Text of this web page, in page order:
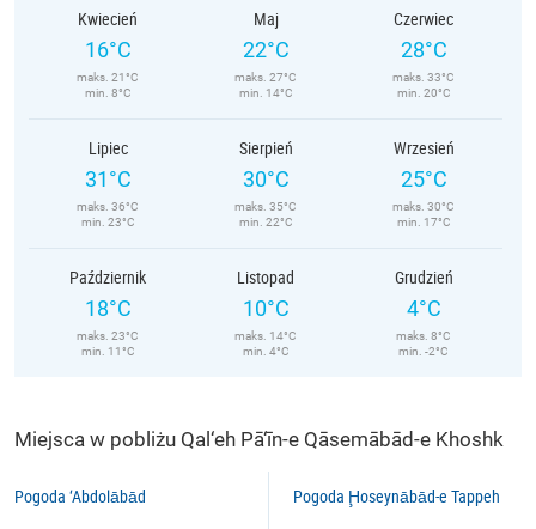
Kwiecień
16°C
maks. 21°C
min. 8°C
Maj
22°C
maks. 27°C
min. 14°C
Czerwiec
28°C
maks. 33°C
min. 20°C
Lipiec
31°C
maks. 36°C
min. 23°C
Sierpień
30°C
maks. 35°C
min. 22°C
Wrzesień
25°C
maks. 30°C
min. 17°C
Październik
18°C
maks. 23°C
min. 11°C
Listopad
10°C
maks. 14°C
min. 4°C
Grudzień
4°C
maks. 8°C
min. -2°C
Miejsca w pobliżu Qal‘eh Pā‘īn-e Qāsemābād-e Khoshk
Pogoda ‘Abdolābād Pogoda Ḩoseynābād-e Tappeh